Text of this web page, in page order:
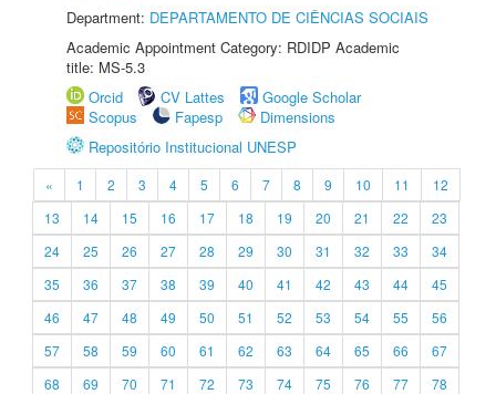
Department: DEPARTAMENTO DE CIÊNCIAS SOCIAIS
Academic Appointment Category: RDIDP Academic
title: MS-5.3
Orcid
CV Lattes
Google Scholar
Scopus
Fapesp
Dimensions
Repositório Institucional UNESP
« 1 2 3 4 5 6 7 8 9 10 11
12
13
14 15 16 17 18 19 20 21 22
23
24
25 26 27 28 29 30 31 32 33
34
35
36 37 38 39 40 41 42 43 44
45
46
47 48 49 50 51 52 53 54 55
56
57
58 59 60 61 62 63 64 65 66
67
68
69 70 71 72 73 74 75 76 77
78